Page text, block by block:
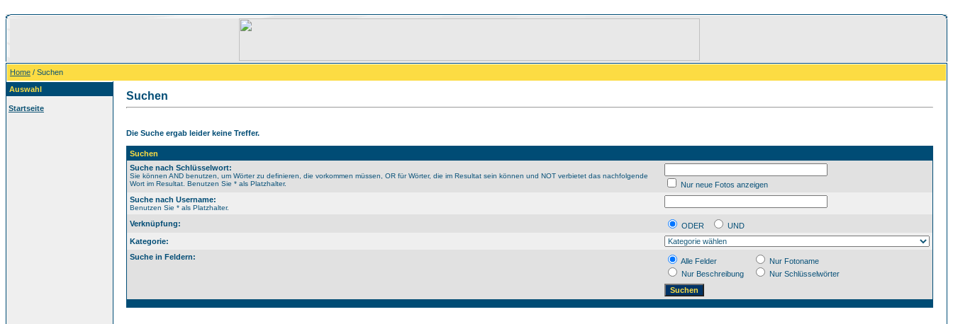
Home / Suchen
Auswahl
Startseite
Suchen
Die Suche ergab leider keine Treffer.
Suchen
Suche nach Schlüsselwort:
Sie können AND benutzen, um Wörter zu definieren, die vorkommen müssen, OR für Wörter, die im Resultat sein können und NOT verbietet das nachfolgende
Wort im Resultat. Benutzen Sie * als Platzhalter.
Nur neue Fotos anzeigen
Suche nach Username:
Benutzen Sie * als Platzhalter.
Verknüpfung: ODER
UND
Kategorie:
Suche in Feldern:
Alle Felder
Nur Fotoname
Nur Beschreibung
Nur Schlüsselwörter